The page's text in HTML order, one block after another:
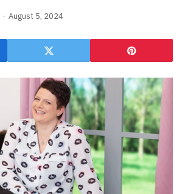
August 5, 2024